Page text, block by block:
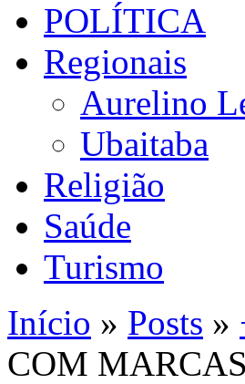
POLÍTICA
Regionais
Aurelino
Ubaitaba
Religião
Saúde
Turismo
Início » Posts »
COM